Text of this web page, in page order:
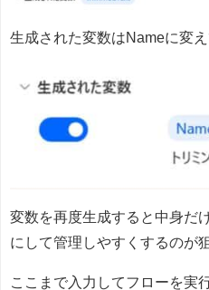
生成された変数はNameに変え
変数を再度生成すると中身だ
にして管理しやすくするのが
ここまで入力してフローを実